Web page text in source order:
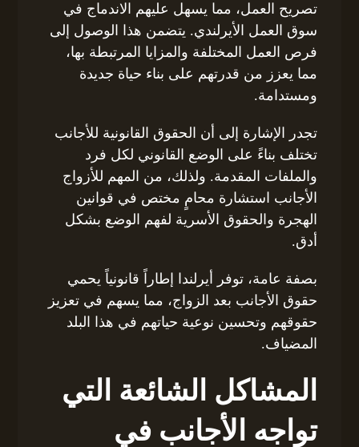
تصريح العمل، مما يسهل عليهم الاندماج في
سوق العمل الأيرلندي. يتضمن هذا الوصول إلى
فرص العمل المختلفة والمزايا المرتبطة بها،
مما يعزز من قدرتهم على بناء حياة جديدة
ومستدامة.
تجدر الإشارة إلى أن الحقوق القانونية للأجانب
تختلف بناءً على الوضع القانوني لكل فرد
والملفات المقدمة. ولذلك، من المهم للأزواج
الأجانب استشارة محامٍ مختص في قوانين
الهجرة والحقوق الأسرية لفهم الوضع بشكل
أدق.
بصفة عامة، توفر أيرلندا إطاراً قانونياً يحمي
حقوق الأجانب بعد الزواج، مما يسهم في تعزيز
حقوقهم وتحسين نوعية حياتهم في هذا البلد
المضياف.
المشاكل الشائعة التي
تواجه الأجانب في